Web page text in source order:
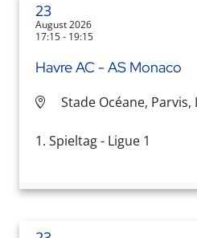
23
August 2026
17:15 - 19:15
Havre AC - AS Monaco
Stade Océane, Parvis,
1. Spieltag - Ligue 1